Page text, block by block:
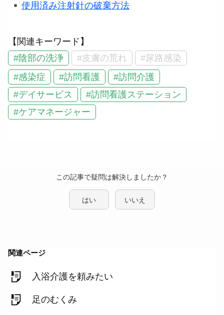
使用済み注射針の破棄方法
【関連キーワード】
#陰部の洗浄
#皮膚の荒れ
#尿路感染
#感染症
#訪問看護
#訪問介護
#デイサービス
#訪問看護ステーション
#ケアマネージャー
この記事で疑問は解決しましたか？
はい いいえ
関連ページ
入浴介護を頼みたい
足のむくみ